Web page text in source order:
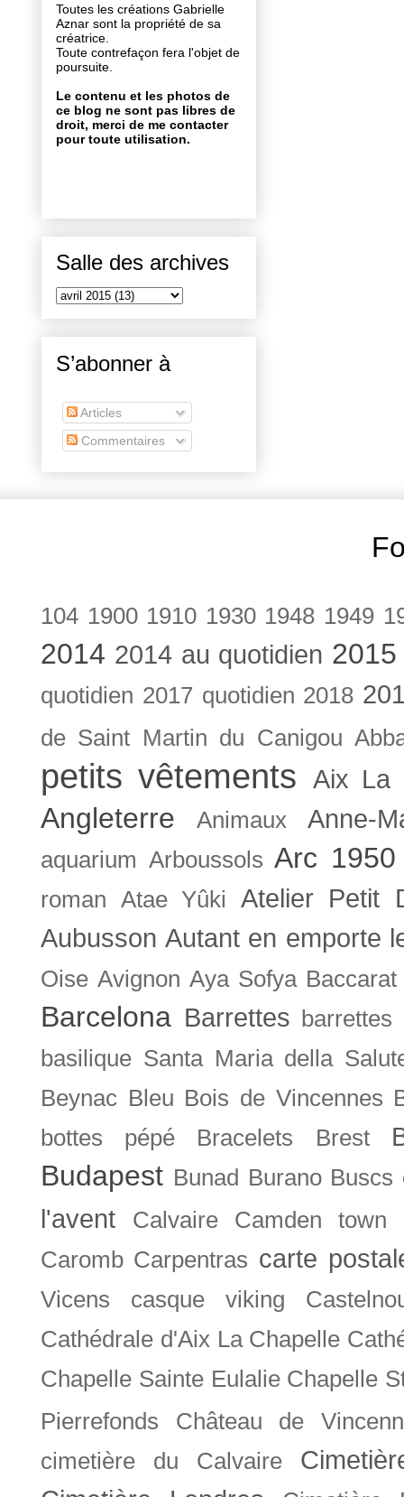
Toutes les créations Gabrielle
Aznar sont la propriété de sa
créatrice.
Toute contrefaçon fera l'objet de
poursuite.
Le contenu et les photos de
ce blog ne sont pas libres de
droit, merci de me contacter
pour toute utilisation.
Salle des archives
S’abonner à
Articles
Commentaires
104 1900 1910 1930 1948 1949
2014 2014 au quotidien
quotidien 2017 quotidien 2018
de Saint Martin du Canigou
petits vêtements Aix La
Angleterre Animaux Anne-
aquarium Arboussols Arc 1950
roman Atae Yûki
Atelier Petit
Aubusson Autant en emporte
Oise Avignon Aya Sofya Baccarat
Barcelona Barrettes barrettes
basilique Santa Maria della
Beynac Bleu Bois de Vincennes
bottes pépé
Bracelets Brest
Budapest Bunad Burano Buscs
l'avent Calvaire Camden town
Caromb Carpentras carte
Vicens casque viking
Cathédrale d'Aix La Chapelle
Chapelle Sainte Eulalie Chapelle
Pierrefonds
Château de
cimetière du Calvaire